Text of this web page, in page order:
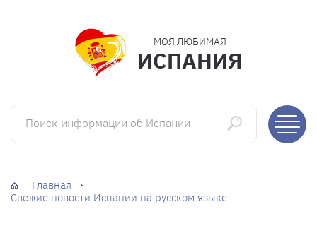
МОЯ ЛЮБИМАЯ
ИСПАНИЯ
Поиск информации об Испании
Главная
Свежие новости Испании на русском языке